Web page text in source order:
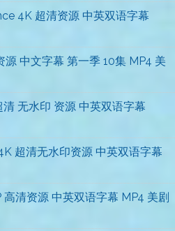
4K 超清资源 中英双语字幕
中文字幕 第一季 10集 MP4 美
无水印 资源 中英双语字幕
超清无水印资源 中英双语字幕
清资源 中英双语字幕 MP4 美剧